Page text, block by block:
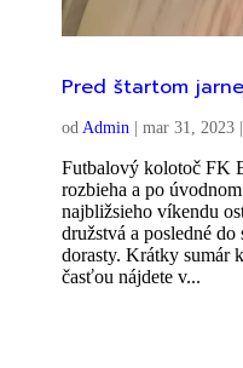
Pred štartom
od Admin |mar 31, 2023 |
Futbalový kolotoč FK
rozbieha a po
najbližsieho víkendu
družstvá a posledné
dorasty. Krátky sumár
časťou nájdete v...